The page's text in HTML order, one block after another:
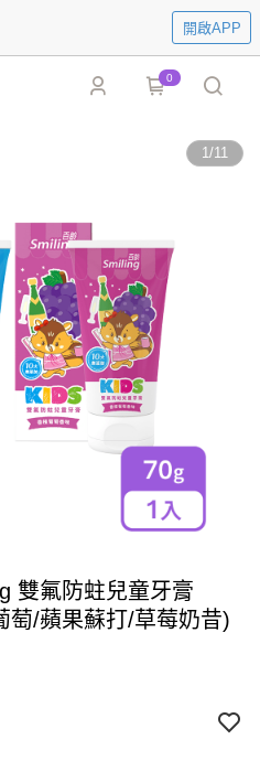
開啟APP
0
1/11
雙氟防蛀兒童牙膏
萄/蘋果蘇打/草莓奶昔)